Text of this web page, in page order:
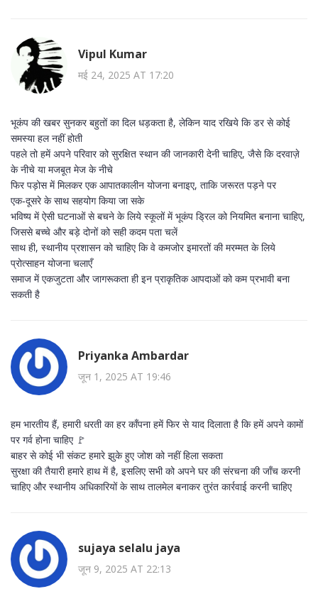
Vipul Kumar
मई 24, 2025 AT 17:20
भूकंप की खबर सुनकर बहुतों का दिल धड़कता है, लेकिन याद रखिये कि डर से कोई
समस्या हल नहीं होती
पहले तो हमें अपने परिवार को सुरक्षित स्थान की जानकारी देनी चाहिए, जैसे कि दरवाज़े
के नीचे या मजबूत मेज के नीचे
फिर पड़ोस में मिलकर एक आपातकालीन योजना बनाइए, ताकि जरूरत पड़ने पर
एक‑दूसरे के साथ सहयोग किया जा सके
भविष्य में ऐसी घटनाओं से बचने के लिये स्कूलों में भूकंप ड्रिल को नियमित बनाना चाहिए,
जिससे बच्चे और बड़े दोनों को सही कदम पता चलें
साथ ही, स्थानीय प्रशासन को चाहिए कि वे कमजोर इमारतों की मरम्मत के लिये
प्रोत्साहन योजना चलाएँ
समाज में एकजुटता और जागरूकता ही इन प्राकृतिक आपदाओं को कम प्रभावी बना
सकती है
Priyanka Ambardar
जून 1, 2025 AT 19:46
हम भारतीय हैं, हमारी धरती का हर काँपना हमें फिर से याद दिलाता है कि हमें अपने कामों
पर गर्व होना चाहिए 🚩
बाहर से कोई भी संकट हमारे झुके हुए जोश को नहीं हिला सकता
सुरक्षा की तैयारी हमारे हाथ में है, इसलिए सभी को अपने घर की संरचना की जाँच करनी
चाहिए और स्थानीय अधिकारियों के साथ तालमेल बनाकर तुरंत कार्रवाई करनी चाहिए
sujaya selalu jaya
जून 9, 2025 AT 22:13